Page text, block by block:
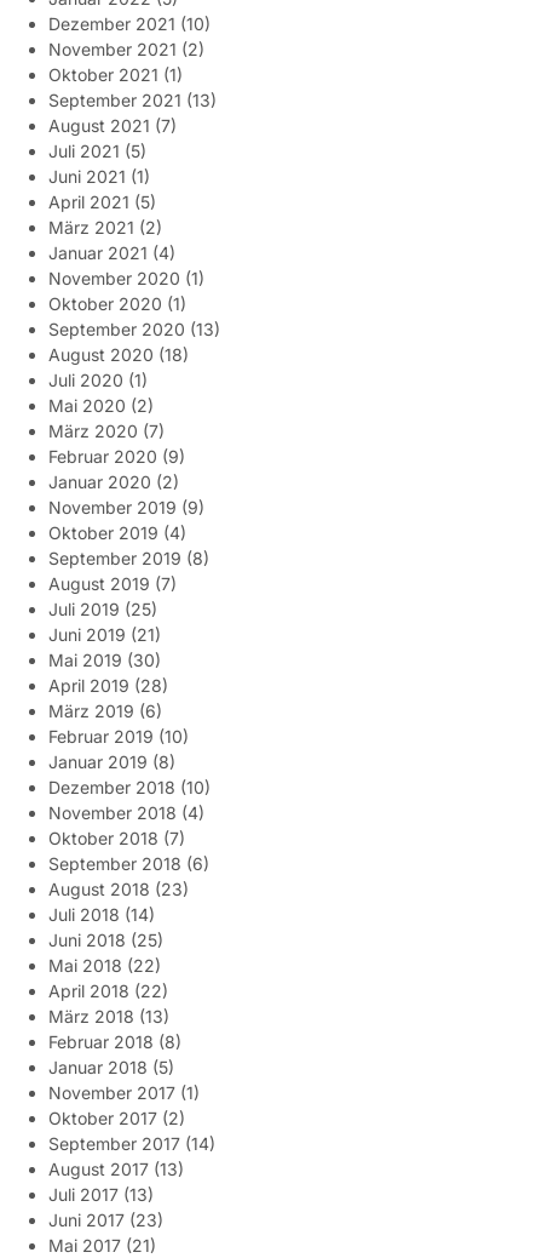
Dezember 2021 (10)
November 2021 (2)
Oktober 2021 (1)
September 2021 (13)
August 2021 (7)
Juli 2021 (5)
Juni 2021 (1)
April 2021 (5)
März 2021 (2)
Januar 2021 (4)
November 2020 (1)
Oktober 2020 (1)
September 2020 (13)
August 2020 (18)
Juli 2020 (1)
Mai 2020 (2)
März 2020 (7)
Februar 2020 (9)
Januar 2020 (2)
November 2019 (9)
Oktober 2019 (4)
September 2019 (8)
August 2019 (7)
Juli 2019 (25)
Juni 2019 (21)
Mai 2019 (30)
April 2019 (28)
März 2019 (6)
Februar 2019 (10)
Januar 2019 (8)
Dezember 2018 (10)
November 2018 (4)
Oktober 2018 (7)
September 2018 (6)
August 2018 (23)
Juli 2018 (14)
Juni 2018 (25)
Mai 2018 (22)
April 2018 (22)
März 2018 (13)
Februar 2018 (8)
Januar 2018 (5)
November 2017 (1)
Oktober 2017 (2)
September 2017 (14)
August 2017 (13)
Juli 2017 (13)
Juni 2017 (23)
Mai 2017 (21)